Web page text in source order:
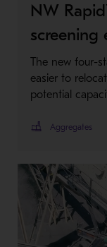
NW
screening
The new four-
easier to
potential
Aggregates